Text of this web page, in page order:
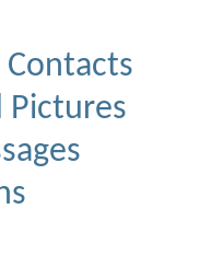
Contacts
Pictures